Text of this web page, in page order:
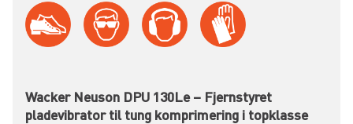
Wacker Neuson DPU 130Le – Fjernstyret
pladevibrator til tung komprimering i topklasse